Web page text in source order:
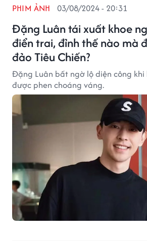
Đặng Luân tái xuất khoe
điển trai, đỉnh thế nào mà
đảo Tiêu Chiến?
PHIM ẢNH 03/08/2024 - 20:31
Đặng Luân bất ngờ lộ diện công khi
được phen choáng váng.